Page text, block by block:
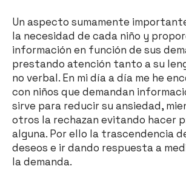
Un aspecto sumamente
la necesidad de cada niño y
información en función de sus
prestando atención tanto a su
no verbal. En mi día a día me he
con niños que demandan
sirve para reducir su ansiedad,
otros la rechazan evitando hacer
alguna. Por ello la trascendencia
deseos e ir dando respuesta a
la demanda.